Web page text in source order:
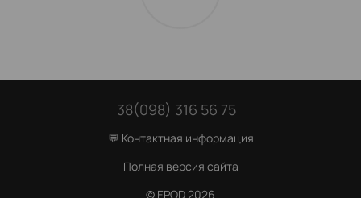
38(098) 316 56 75
💬 Контактная информация
Полная версия сайта
© EPOD 2026